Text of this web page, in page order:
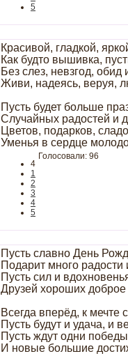
5
Красивой, гладкой,
Как будто вышивка,
Без слез, невзгод,
Живи, надеясь, веруя,
Пусть будет больше
Случайных радостей и
Цветов, подарков,
Уменья в сердце
4
1
2
3
4
5
Голосовали: 96
Пусть славно День
Подарит много радости
Пусть сил и
Друзей хороших доброе
Всегда вперёд, к мечте
Пусть будут и удача, и
Пусть ждут одни
И новые большие